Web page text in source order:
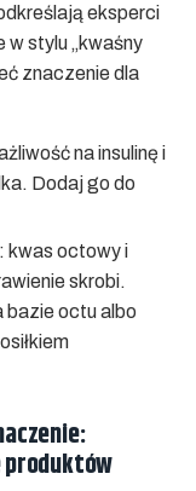
eksperci
w stylu „kwaśny
znaczenie dla
na insulinę i
Dodaj go do
kwas octowy i
skrobi.
bazie octu albo
produktów